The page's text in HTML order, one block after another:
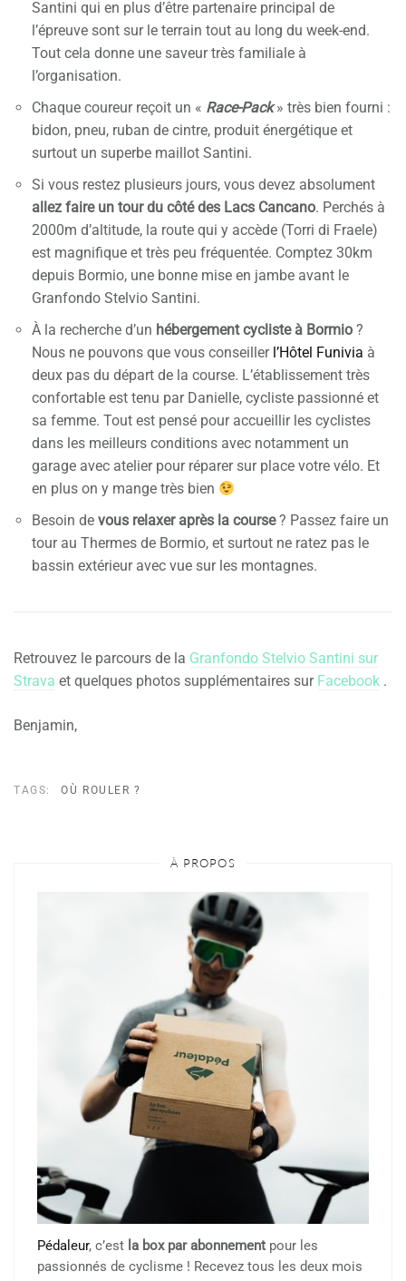
Santini qui en plus d’être partenaire principal de
l’épreuve sont sur le terrain tout au long du week-end.
Tout cela donne une saveur très familiale à
l’organisation.
Chaque coureur reçoit un « Race-Pack» très bien fourni :
bidon, pneu, ruban de cintre, produit énergétique et
surtout un superbe maillot Santini.
Si vous restez plusieurs jours, vous devez absolument
allez faire un tour du côté des Lacs Cancano. Perchés à
2000m d’altitude, la route qui y accède (Torri di Fraele)
est magnifique et très peu fréquentée. Comptez 30km
depuis Bormio, une bonne mise en jambe avant le
Granfondo Stelvio Santini.
À la recherche d’un hébergement cycliste à Bormio ?
Nous ne pouvons que vous conseiller l’Hôtel Funivia à
deux pas du départ de la course. L’établissement très
confortable est tenu par Danielle, cycliste passionné et
sa femme. Tout est pensé pour accueillir les cyclistes
dans les meilleurs conditions avec notamment un
garage avec atelier pour réparer sur place votre vélo. Et
en plus on y mange très bien
Besoin de vous relaxer après la course? Passez faire un
tour au Thermes de Bormio, et surtout ne ratez pas le
bassin extérieur avec vue sur les montagnes.
Retrouvez le parcours de la Granfondo Stelvio Santini sur
Strava et quelques photos supplémentaires sur Facebook .
Benjamin,
TAGS: OÙ ROULER ?
À PROPOS
Pédaleur, c’est la box par abonnement pour les
passionnés de cyclisme ! Recevez tous les deux mois